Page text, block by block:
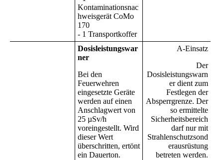
Kontaminationsnac
hweisgerät CoMo
170
- 1 Transportkoffer
Dosisleistungswar
ner
Bei den
Feuerwehren
eingesetzte Geräte
werden auf einen
Anschlagwert von
25 µSv/h
voreingestellt. Wird
dieser Wert
überschritten, ertönt
ein Dauerton.
A-Einsatz
Der
Dosisleistungswarn
er dient zum
Festlegen der
Absperrgrenze. Der
so ermittelte
Sicherheitsbereich
darf nur mit
Strahlenschutzsond
erausrüstung
betreten werden.